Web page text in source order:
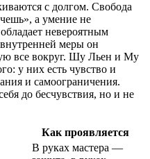
с долгом. Свобода
а умение не
невероятным
меры он
все вокруг. Шу Льен и Му
у них есть чувство и
и самоограничения.
до бесчувствия, но и не
Как проявляется
В руках мастера —